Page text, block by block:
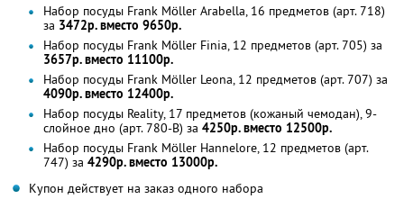
Набор посуды Frank Möller Arabella, 16 предметов (арт. 718)
за 3472р. вместо 9650р.
Набор посуды Frank Möller Finia, 12 предметов (арт. 705) за
3657р. вместо 11100р.
Набор посуды Frank Möller Leona, 12 предметов (арт. 707) за
4090р. вместо 12400р.
Набор посуды Reality, 17 предметов (кожаный чемодан), 9-
слойное дно (арт. 780-В) за 4250р. вместо 12500р.
Набор посуды Frank Möller Hannelore, 12 предметов (арт.
747) за 4290р. вместо 13000р.
Купон действует на заказ одного набора